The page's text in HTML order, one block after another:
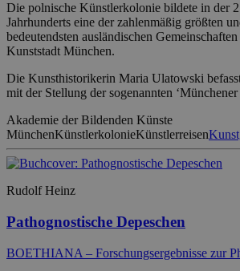
Die polnische Künstlerkolonie bildete in der
Jahrhunderts eine der zahlenmäßig größten
bedeutendsten ausländischen
Kunststadt München.
Die Kunsthistorikerin Maria Ulatowski
mit der Stellung der sogenannten
Akademie der Bildenden Künste
MünchenKünstlerkolonieKünstlerreisen
Rudolf Heinz
Pathognostische Depeschen
BOETHIANA – Forschungsergebnisse zur